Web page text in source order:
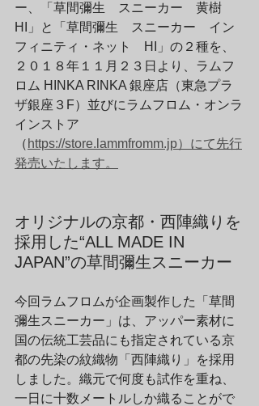
ー、「草間彌生　スニーカー　黄樹
HI」と「草間彌生　スニーカー　イン
フィニティ・ネット　HI」の２種を、
２０１８年１１月２３日より、ラムフ
ロム HINKA RINKA 銀座店（東急プラ
ザ銀座３F）並びにラムフロム・オンラ
インストア
（ https://store.lammfromm.jp）にて先行
発売いたします。
オリジナルの京都・西陣織りを
採用した“ALL MADE IN
JAPAN”の草間彌生スニーカー
今回ラムフロムが企画製作した「草間
彌生スニーカー」は、アッパー素材に
国の伝統工芸品にも指定されている京
都の先染の紋織物「西陣織り」を採用
しました。織元で何度も試作を重ね、
一日に十数メートルしか織ることがで